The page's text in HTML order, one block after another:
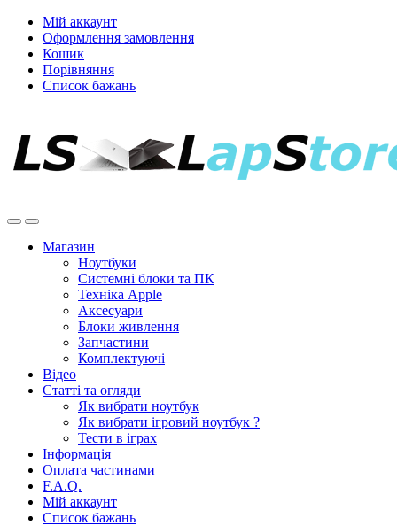
Мій аккаунт
Оформлення замовлення
Кошик
Порівняння
Список бажань
Магазин
Ноутбуки
Системні блоки та ПК
Техніка Apple
Аксесуари
Блоки живлення
Запчастини
Комплектуючі
Відео
Статті та огляди
Як вибрати ноутбук
Як вибрати ігровий ноутбук ?
Тести в іграх
Інформація
Оплата частинами
F.A.Q.
Мій аккаунт
Список бажань